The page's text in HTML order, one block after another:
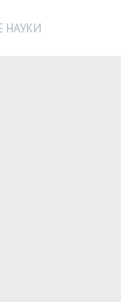
НАУКИ